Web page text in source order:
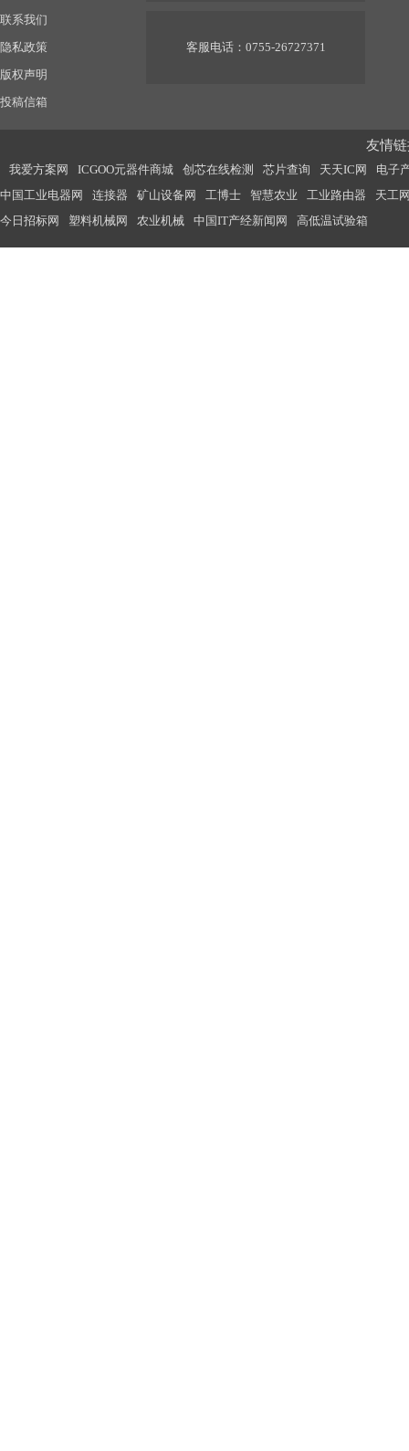
联系我们
隐私政策
版权声明
投稿信箱
客服电话：0755-26727371
友情
我爱方案网 ICGOO元器件商城 创芯在线检测 芯片查询 天天IC网
电子
中国工业电器网
连接器 矿山设备网 工博士 智慧农业 工业路由器
天工
今日招标网
塑料机械网 农业机械 中国IT产经新闻网 高低温试验箱